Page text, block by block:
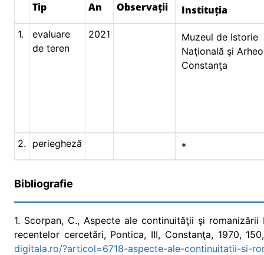
Tip An Observații Instituția
1.
evaluare
de teren
2021
Muzeul de Istorie
Naţională şi
Constanţa
2. periegheză *
Bibliografie
1. Scorpan, C., Aspecte ale continuităţii şi
recentelor cercetări, Pontica, III, Constanţa, 1970,
digitala.ro/?articol=6718-aspecte-ale-continuitatii-si-